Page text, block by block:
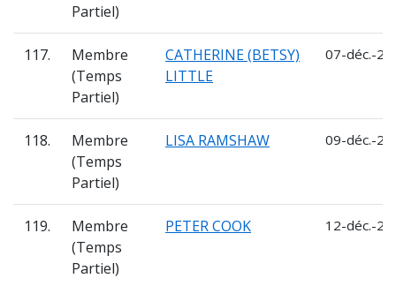
Partiel)
117.
Membre
(Temps
Partiel)
CATHERINE (BETSY)
LITTLE
07-déc.-
118.
Membre
(Temps
Partiel)
LISA RAMSHAW 09-déc.-
119.
Membre
(Temps
Partiel)
PETER COOK 12-déc.-